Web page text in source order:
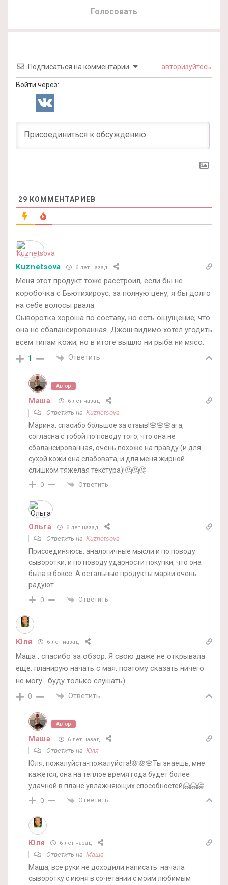
Голосовать
Подписаться на комментарии авторизуйтесь
Войти через:
29 КОММЕНТАРИЕВ
Kuznetsova 6 лет назад
Меня этот продукт тоже расстроил, если бы не
коробочка с Бьютихироус, за полную цену, я бы долго
на себе волосы рвала.
Сыворотка хороша по составу, но есть ощущение, что
она не сбалансированная. Джош видимо хотел угодить
всем типам кожи, но в итоге вышло ни рыба ни мясо.
1 Ответить
Автор
Маша 6 лет назад
Ответить на Kuznetsova
Марина, спасибо большое за отзыв!🌸🌸🌸ага,
согласна с тобой по поводу того, что она не
сбалансированная, очень похоже на правду (и для
сухой кожи она слабовата, и для меня жирной
слишком тяжелая текстура)!🤔🤔🤔
0 Ответить
Ольга 6 лет назад
Ответить на Kuznetsova
Присоединяюсь, аналогичные мысли и по поводу
сыворотки, и по поводу ударности покупки, что она
была в боксе. А остальные продукты марки очень
радуют.
0 Ответить
Юля 6 лет назад
Маша , спасибо за обзор. Я свою даже не открывала
еще. планирую начать с мая. поэтому сказать ничего
не могу . буду только слушать)
0 Ответить
Автор
Маша 6 лет назад
Ответить на Юля
Юля, пожалуйста-пожалуйста!🌸🌸🌸Ты знаешь, мне
кажется, она на теплое время года будет более
удачной в плане увлажняющих способностей🤗🤗🤗
0 Ответить
Юля 6 лет назад
Ответить на Маша
Маша, все руки не доходили написать. начала
сыворотку с июня в сочетании с моим любимым